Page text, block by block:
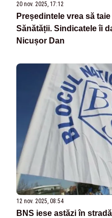
20 nov. 2025, 17:12
Președintele vrea să
Sănătății. Sindicatele îi
Nicușor Dan
12 nov. 2025, 08:54
BNS iese astăzi în